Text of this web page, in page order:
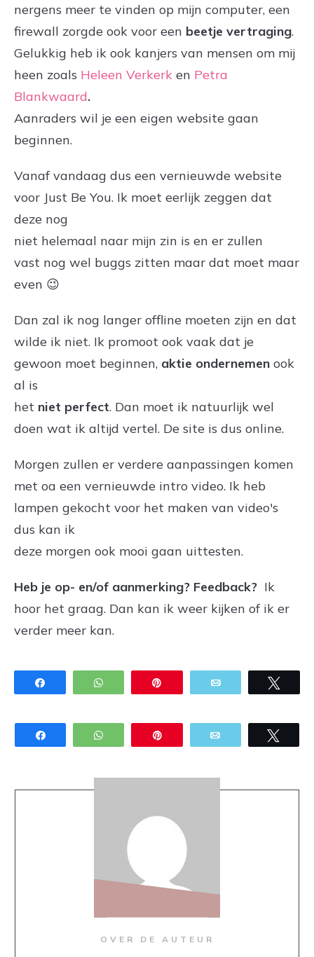
nergens meer te vinden op mijn computer, een
firewall zorgde ook voor een beetje vertraging.
Gelukkig heb ik ook kanjers van mensen om mij
heen zoals Heleen Verkerk en Petra
Blankwaard.
Aanraders wil je een eigen website gaan
beginnen.
Vanaf vandaag dus een vernieuwde website
voor Just Be You. Ik moet eerlijk zeggen dat
deze nog
niet helemaal naar mijn zin is en er zullen
vast nog wel buggs zitten maar dat moet maar
even 😉
Dan zal ik nog langer offline moeten zijn en dat
wilde ik niet. Ik promoot ook vaak dat je
gewoon moet beginnen, aktie ondernemen ook
al is
het niet perfect. Dan moet ik natuurlijk wel
doen wat ik altijd vertel. De site is dus online.
Morgen zullen er verdere aanpassingen komen
met oa een vernieuwde intro video. Ik heb
lampen gekocht voor het maken van video's
dus kan ik
deze morgen ook mooi gaan uittesten.
Heb je op- en/of aanmerking? Feedback? Ik
hoor het graag. Dan kan ik weer kijken of ik er
verder meer kan.
WhatsApp
WhatsApp
OVER DE AUTEUR